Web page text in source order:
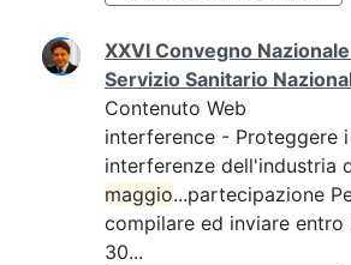
XXVI Convegno
Servizio Sanitario
Contenuto Web
interference - Proteggere
interferenze dell'industria
maggio...partecipazione
compilare ed inviare entro
30...